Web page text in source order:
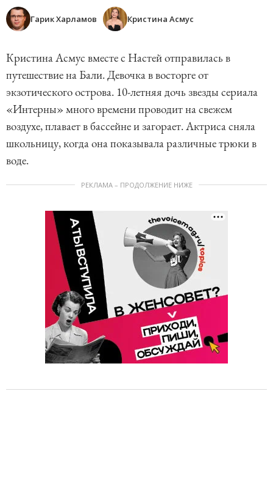
Гарик Харламов Кристина Асмус
Кристина Асмус вместе с Настей отправилась в
путешествие на Бали. Девочка в восторге от
экзотического острова. 10-летняя дочь звезды сериала
«Интерны» много времени проводит на свежем
воздухе, плавает в бассейне и загорает. Актриса сняла
школьницу, когда она показывала различные трюки в
воде.
РЕКЛАМА – ПРОДОЛЖЕНИЕ НИЖЕ